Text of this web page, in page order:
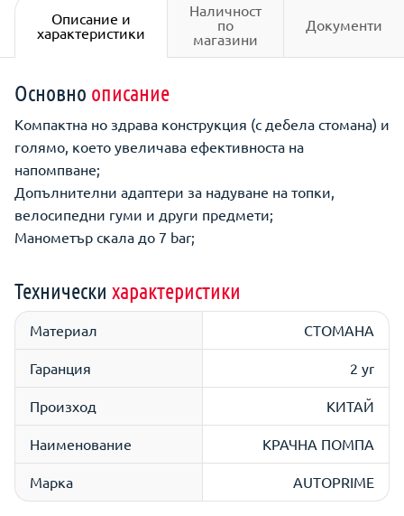
Описание и
характеристики
Наличност
по
магазини
Документи
Основно описание
Компактна но здрава конструкция (с дебела стомана) и
голямо, което увеличава ефективноста на
напомпване;
Допълнителни адаптери за надуване на топки,
велосипедни гуми и други предмети;
Манометър скала до 7 bar;
Технически характеристики
Материал СТОМАНА
Гаранция 2 yr
Произход КИТАЙ
Наименование КРАЧНА ПОМПА
Марка AUTOPRIME